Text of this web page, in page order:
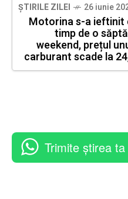
ȘTIRILE ZILEI 26 iunie
Motorina s-a ieftinit
timp de o
weekend, prețul
carburant scade la
Trimite știrea